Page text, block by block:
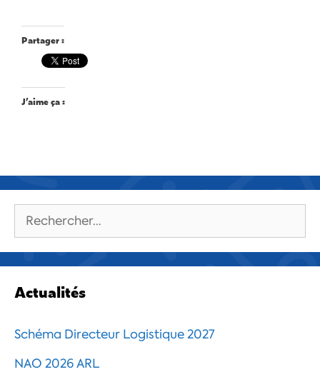
Partager :
J’aime ça :
Rechercher :
Actualités
Schéma Directeur Logistique 2027
NAO 2026 ARL